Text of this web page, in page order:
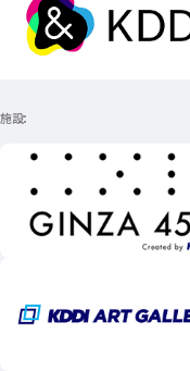
新規ウィ
施設
新規ウィ
新規ウィ